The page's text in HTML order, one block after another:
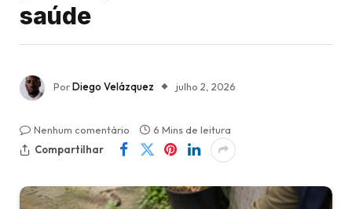
saúde
PorDiego Velázquez julho 2, 2026
Nenhum comentário
6 Mins de leitura
Compartilhar